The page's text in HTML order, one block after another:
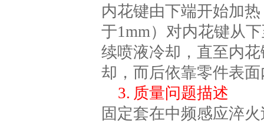
内花键由下端开始加
于1mm）对内花键从
续喷液冷却，直至内
却，而后依靠零件表
3. 质量问题描述
固定套在中频感应淬